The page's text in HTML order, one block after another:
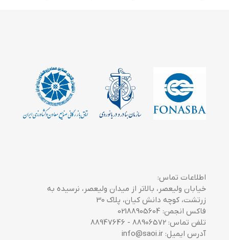
اطلاعات تماس:
خیابان ولیعصر، بالاتر از میدان ولیعصر، نرسیده به
زرتشت، کوچه دانش کیان، پلاک 30
فاکس انجمن: 02188905604
تلفن تماس: 88906572 - 88947646
آدرس ایمیل: info@saoi.ir